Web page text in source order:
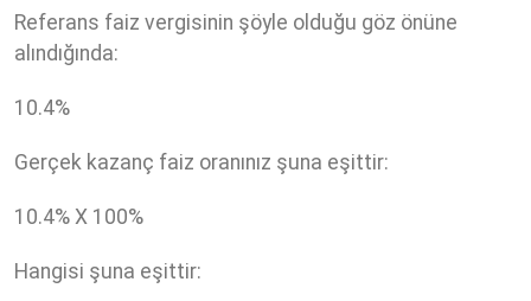
Referans faiz vergisinin şöyle olduğu göz önüne
alındığında:
10.4%
Gerçek kazanç faiz oranınız şuna eşittir:
10.4% X 100%
Hangisi şuna eşittir: